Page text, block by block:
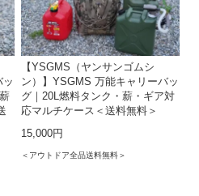
【YSGMS（ヤンサンゴムシ
ン）】YSGMS 万能キャリーバッ
グ｜20L燃料タンク・薪・ギア対
応マルチケース＜送料無料＞
15,000円
＜アウトドア全品送料無料＞